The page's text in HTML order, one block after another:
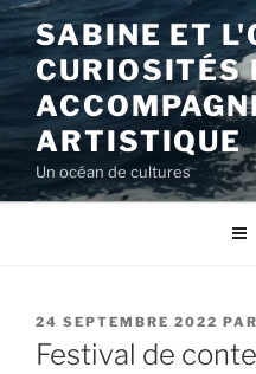
Aller
au
contenu
principal
SABINE ET
CURIOSITÉS
ARTISTIQUE
Un océan de cultures
PUBLIÉ
LE
24 SEPTEMBRE 2022 PAR
Festival de